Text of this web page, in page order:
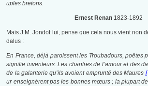
uples bretons.
Ernest Renan 1823-1892
Mais J.M. Jondot lui, pense que cela nous vient non
dalus :
En France, déjà paroissent les Troubadours, poëtes
signifie inventeurs. Les chantres de l’amour et des
de la galanterie qu’ils avoient emprunté des Maures [
ur enseignèrent pas les bonnes mœurs ; la plupart